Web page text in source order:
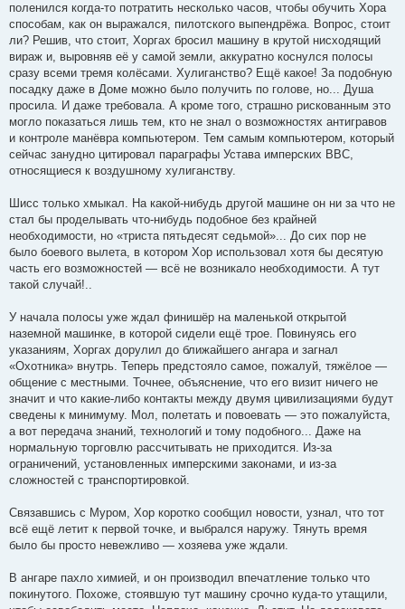
поленился когда-то потратить несколько часов, чтобы обучить Хора
способам, как он выражался, пилотского выпендрёжа. Вопрос, стоит
ли? Решив, что стоит, Хоргах бросил машину в крутой нисходящий
вираж и, выровняв её у самой земли, аккуратно коснулся полосы
сразу всеми тремя колёсами. Хулиганство? Ещё какое! За подобную
посадку даже в Доме можно было получить по голове, но... Душа
просила. И даже требовала. А кроме того, страшно рискованным это
могло показаться лишь тем, кто не знал о возможностях антигравов
и контроле манёвра компьютером. Тем самым компьютером, который
сейчас занудно цитировал параграфы Устава имперских ВВС,
относящиеся к воздушному хулиганству.
Шисс только хмыкал. На какой-нибудь другой машине он ни за что не
стал бы проделывать что-нибудь подобное без крайней
необходимости, но «триста пятьдесят седьмой»... До сих пор не
было боевого вылета, в котором Хор использовал хотя бы десятую
часть его возможностей — всё не возникало необходимости. А тут
такой случай!..
У начала полосы уже ждал финишёр на маленькой открытой
наземной машинке, в которой сидели ещё трое. Повинуясь его
указаниям, Хоргах дорулил до ближайшего ангара и загнал
«Охотника» внутрь. Теперь предстояло самое, пожалуй, тяжёлое —
общение с местными. Точнее, объяснение, что его визит ничего не
значит и что какие-либо контакты между двумя цивилизациями будут
сведены к минимуму. Мол, полетать и повоевать — это пожалуйста,
а вот передача знаний, технологий и тому подобного... Даже на
нормальную торговлю рассчитывать не приходится. Из-за
ограничений, установленных имперскими законами, и из-за
сложностей с транспортировкой.
Связавшись с Муром, Хор коротко сообщил новости, узнал, что тот
всё ещё летит к первой точке, и выбрался наружу. Тянуть время
было бы просто невежливо — хозяева уже ждали.
В ангаре пахло химией, и он производил впечатление только что
покинутого. Похоже, стоявшую тут машину срочно куда-то утащили,